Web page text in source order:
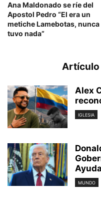
Ana Maldonado se ríe del
Apostol Pedro “El era un
metiche Lamebotas, nunca
tuvo nada”
Artículo
Alex
IGLESIA
MUNDO